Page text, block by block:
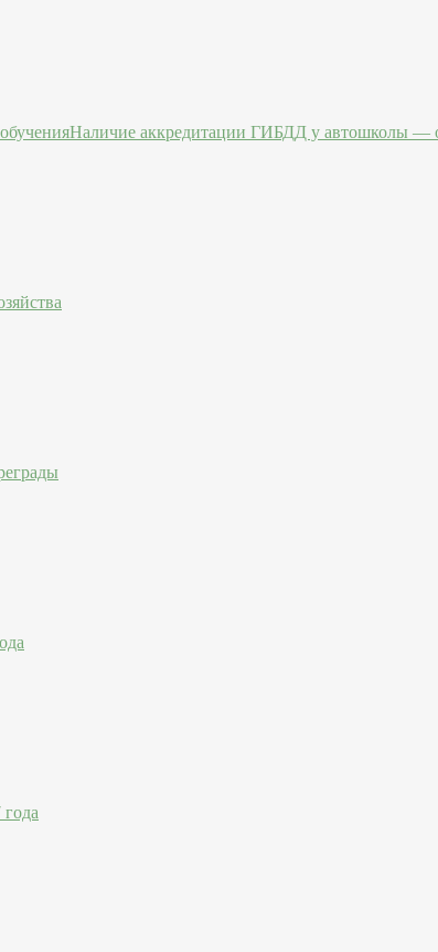
Наличие аккредитации ГИБДД у автошколы —